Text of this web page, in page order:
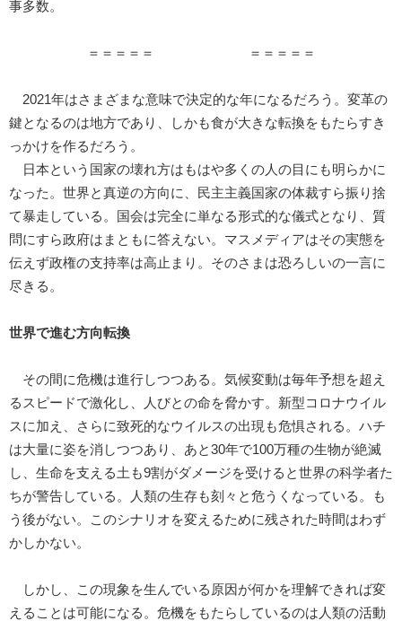
事多数。
＝＝＝＝＝ ＝＝＝＝＝
2021年はさまざまな意味で決定的な年になるだろう。変革の
鍵となるのは地方であり、しかも食が大きな転換をもたらすき
っかけを作るだろう。
日本という国家の壊れ方はもはや多くの人の目にも明らかに
なった。世界と真逆の方向に、民主主義国家の体裁すら振り捨
て暴走している。国会は完全に単なる形式的な儀式となり、質
問にすら政府はまともに答えない。マスメディアはその実態を
伝えず政権の支持率は高止まり。そのさまは恐ろしいの一言に
尽きる。
世界で進む方向転換
その間に危機は進行しつつある。気候変動は毎年予想を超え
るスピードで激化し、人びとの命を脅かす。新型コロナウイル
スに加え、さらに致死的なウイルスの出現も危惧される。ハチ
は大量に姿を消しつつあり、あと30年で100万種の生物が絶滅
し、生命を支える土も9割がダメージを受けると世界の科学者た
ちが警告している。人類の生存も刻々と危うくなっている。も
う後がない。このシナリオを変えるために残された時間はわず
かしかない。
しかし、この現象を生んでいる原因が何かを理解できれば変
えることは可能になる。危機をもたらしているのは人類の活動